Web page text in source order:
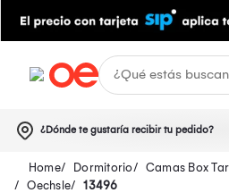
¿Dónde te gustaría recibir tu pedido?
Dormitorio Camas Box
Oechsle
13496